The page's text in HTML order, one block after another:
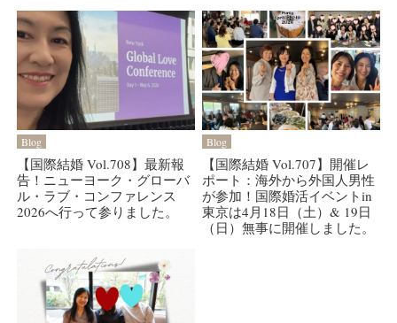
Blog
【国際結婚 Vol.708】最新報
告！ニューヨーク・グローバ
ル・ラブ・コンファレンス
2026へ行って参りました。
Blog
【国際結婚 Vol.707】開催レ
ポート：海外から外国人男性
が参加！国際婚活イベントin
東京は4月18日（土）& 19日
（日）無事に開催しました。